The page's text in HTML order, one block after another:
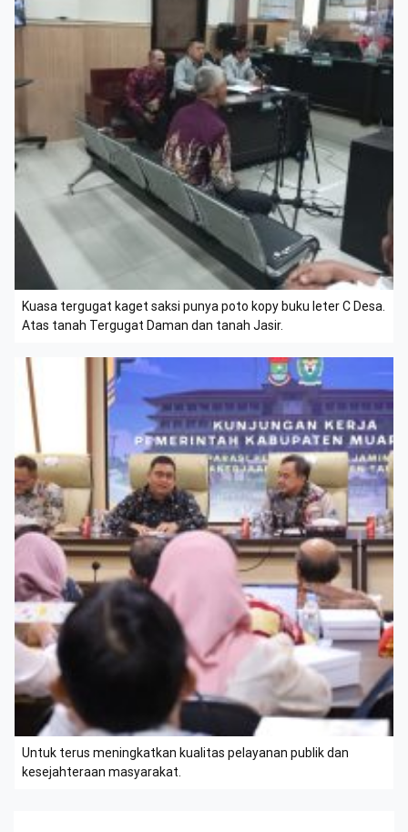
Kuasa tergugat kaget saksi punya poto kopy buku leter C Desa.
Atas tanah Tergugat Daman dan tanah Jasir.
Untuk terus meningkatkan kualitas pelayanan publik dan
kesejahteraan masyarakat.